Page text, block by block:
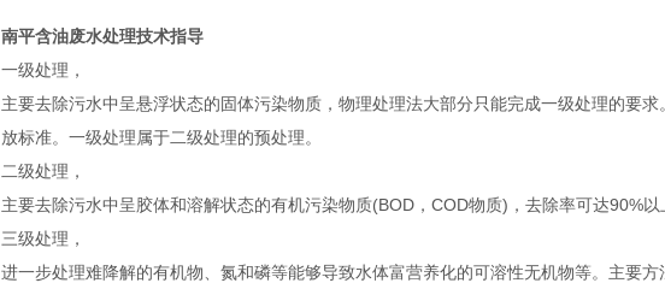
南平含油废水处理技术指导
一级处理，
主要去除污水中呈悬浮状态的固体污染物质，物理处理法大部分只能完成一级处理的要
放标准。一级处理属于二级处理的预处理。
二级处理，
主要去除污水中呈胶体和溶解状态的有机污染物质(BOD，COD物质)，去除率可达90%以
三级处理，
进一步处理难降解的有机物、氮和磷等能够导致水体富营养化的可溶性无机物等。主要